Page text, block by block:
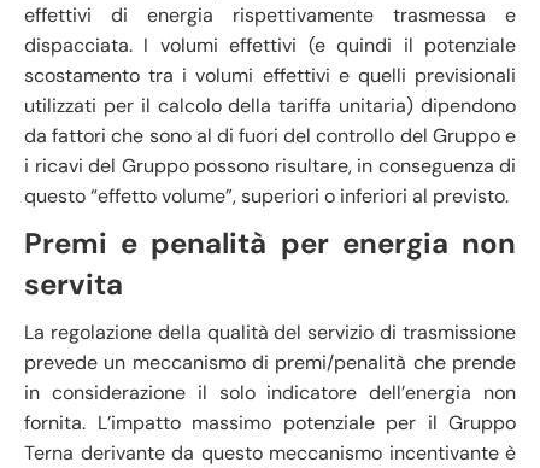
effettivi di energia rispettivamente trasmessa e
dispacciata. I volumi effettivi (e quindi il potenziale
scostamento tra i volumi effettivi e quelli previsionali
utilizzati per il calcolo della tariffa unitaria) dipendono
da fattori che sono al di fuori del controllo del Gruppo e
i ricavi del Gruppo possono risultare, in conseguenza di
questo “effetto volume”, superiori o inferiori al previsto.
Premi e penalità per energia non
servita
La regolazione della qualità del servizio di trasmissione
prevede un meccanismo di premi/penalità che prende
in considerazione il solo indicatore dell’energia non
fornita. L’impatto massimo potenziale per il Gruppo
Terna derivante da questo meccanismo incentivante è